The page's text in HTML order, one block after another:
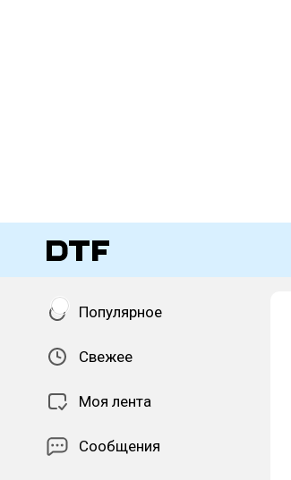
Популярное
Свежее
Моя лента
Сообщения